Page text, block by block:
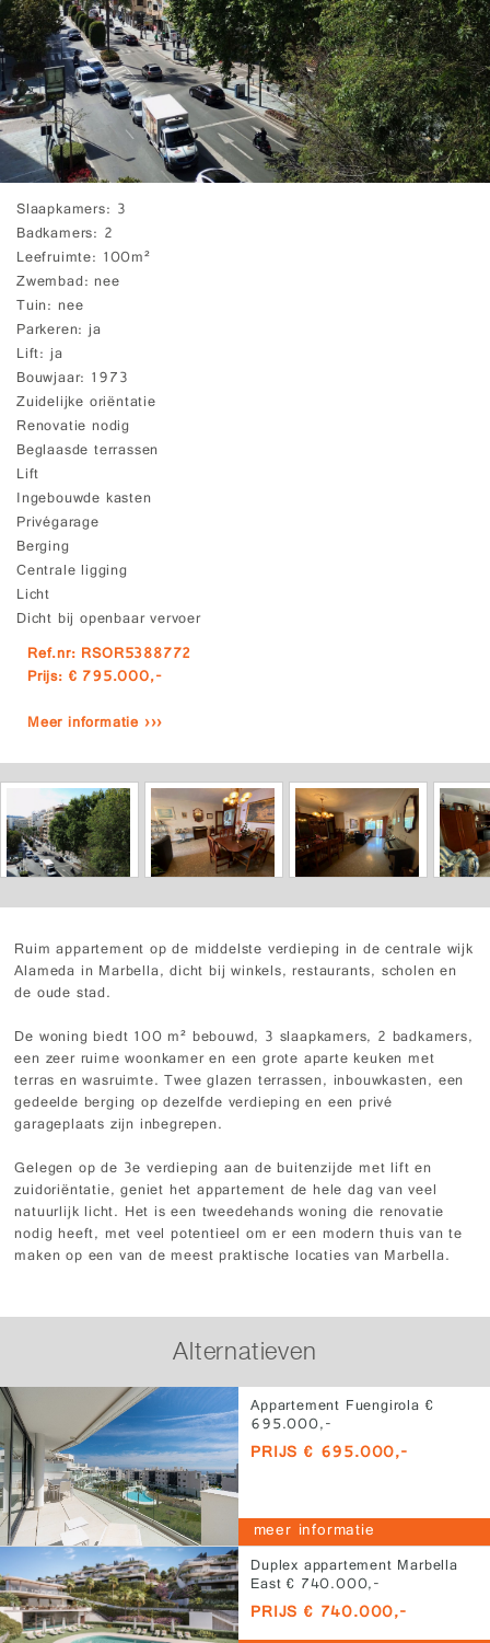
Slaapkamers 3
Badkamers 2
Leefruimte 100m²
Zwembad nee
Tuin nee
Parkeren ja
Lift ja
Bouwjaar 1973
Zuidelijke oriëntatie
Renovatie nodig
Beglaasde terrassen
Lift
Ingebouwde kasten
Privégarage
Berging
Centrale ligging
Licht
Dicht bij openbaar vervoer
Ref.nr: RSOR5388772
Prijs: € 795.000,-
Meer informatie ›››
Ruim appartement op de middelste verdieping in de centrale wijk
Alameda in Marbella, dicht bij winkels, restaurants, scholen en
de oude stad.
De woning biedt 100 m² bebouwd, 3 slaapkamers, 2 badkamers,
een zeer ruime woonkamer en een grote aparte keuken met
terras en wasruimte. Twee glazen terrassen, inbouwkasten, een
gedeelde berging op dezelfde verdieping en een privé
garageplaats zijn inbegrepen.
Gelegen op de 3e verdieping aan de buitenzijde met lift en
zuidoriëntatie, geniet het appartement de hele dag van veel
natuurlijk licht. Het is een tweedehands woning die renovatie
nodig heeft, met veel potentieel om er een modern thuis van te
maken op een van de meest praktische locaties van Marbella.
Alternatieven
Appartement Fuengirola €
695.000,-
PRIJS € 695.000,-
meer informatie
Duplex appartement Marbella
East € 740.000,-
PRIJS € 740.000,-